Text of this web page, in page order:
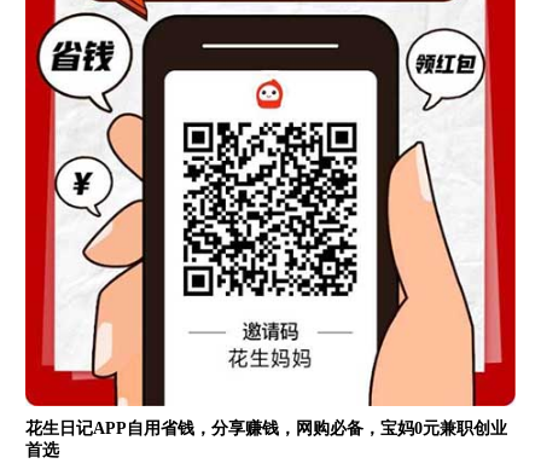
花生日记APP自用省钱，分享赚钱，网购必备，宝妈0元兼职创业
首选